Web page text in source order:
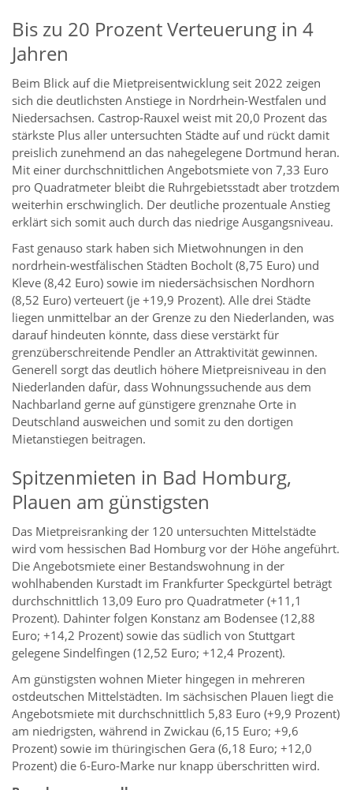
Bis zu 20 Prozent Verteuerung in 4
Jahren
Beim Blick auf die Mietpreisentwicklung seit 2022 zeigen
sich die deutlichsten Anstiege in Nordrhein-Westfalen und
Niedersachsen. Castrop-Rauxel weist mit 20,0 Prozent das
stärkste Plus aller untersuchten Städte auf und rückt damit
preislich zunehmend an das nahegelegene Dortmund heran.
Mit einer durchschnittlichen Angebotsmiete von 7,33 Euro
pro Quadratmeter bleibt die Ruhrgebietsstadt aber trotzdem
weiterhin erschwinglich. Der deutliche prozentuale Anstieg
erklärt sich somit auch durch das niedrige Ausgangsniveau.
Fast genauso stark haben sich Mietwohnungen in den
nordrhein-westfälischen Städten Bocholt (8,75 Euro) und
Kleve (8,42 Euro) sowie im niedersächsischen Nordhorn
(8,52 Euro) verteuert (je +19,9 Prozent). Alle drei Städte
liegen unmittelbar an der Grenze zu den Niederlanden, was
darauf hindeuten könnte, dass diese verstärkt für
grenzüberschreitende Pendler an Attraktivität gewinnen.
Generell sorgt das deutlich höhere Mietpreisniveau in den
Niederlanden dafür, dass Wohnungssuchende aus dem
Nachbarland gerne auf günstigere grenznahe Orte in
Deutschland ausweichen und somit zu den dortigen
Mietanstiegen beitragen.
Spitzenmieten in Bad Homburg,
Plauen am günstigsten
Das Mietpreisranking der 120 untersuchten Mittelstädte
wird vom hessischen Bad Homburg vor der Höhe angeführt.
Die Angebotsmiete einer Bestandswohnung in der
wohlhabenden Kurstadt im Frankfurter Speckgürtel beträgt
durchschnittlich 13,09 Euro pro Quadratmeter (+11,1
Prozent). Dahinter folgen Konstanz am Bodensee (12,88
Euro; +14,2 Prozent) sowie das südlich von Stuttgart
gelegene Sindelfingen (12,52 Euro; +12,4 Prozent).
Am günstigsten wohnen Mieter hingegen in mehreren
ostdeutschen Mittelstädten. Im sächsischen Plauen liegt die
Angebotsmiete mit durchschnittlich 5,83 Euro (+9,9 Prozent)
am niedrigsten, während in Zwickau (6,15 Euro; +9,6
Prozent) sowie im thüringischen Gera (6,18 Euro; +12,0
Prozent) die 6-Euro-Marke nur knapp überschritten wird.